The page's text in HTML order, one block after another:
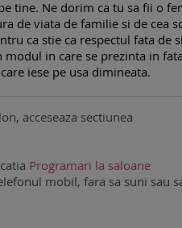
tine. Ne dorim ca tu sa fii o
de viata de familie si de cea
ca stie ca respectul fata de
in care se prezinta in
iese pe usa dimineata.
acceseaza sectiunea
Programari la saloane
mobil, fara sa suni sau